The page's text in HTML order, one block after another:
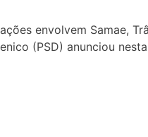
envolvem Samae,
(PSD) anunciou